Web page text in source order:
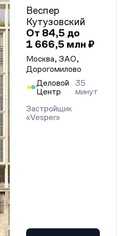
Веспер
Кутузовский
От 84,5 до
1 666,5 млн ₽
Москва, ЗАО,
Дорогомилово
Деловой
Центр
35
минут
Застройщик
«Vesper»